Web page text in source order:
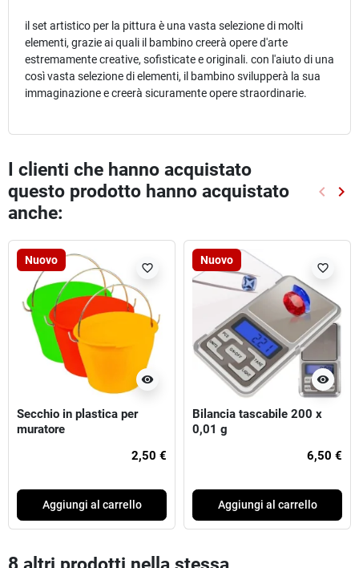
il set artistico per la pittura è una vasta selezione di molti
elementi, grazie ai quali il bambino creerà opere d'arte
estremamente creative, sofisticate e originali. con l'aiuto di una
così vasta selezione di elementi, il bambino svilupperà la sua
immaginazione e creerà sicuramente opere straordinarie.
I clienti che hanno acquistato
questo prodotto hanno acquistato
anche:
keyboard_arrow_left keyboard_arrow_right
Nuovo
visibility
favorite_border
Secchio in plastica per
muratore
2,50 €
Aggiungi al carrello
Nuovo
visibility
favorite_border
Bilancia tascabile 200 x
0,01 g
6,50 €
Aggiungi al carrello